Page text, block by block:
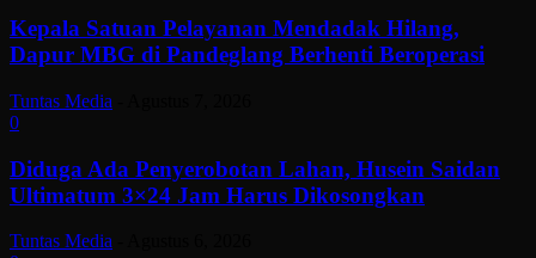
Kepala Satuan Pelayanan Mendadak Hilang,
Dapur MBG di Pandeglang Berhenti Beroperasi
Tuntas Media
0
Diduga Ada Penyerobotan Lahan, Husein Saidan
Ultimatum 3×24 Jam Harus Dikosongkan
Tuntas Media